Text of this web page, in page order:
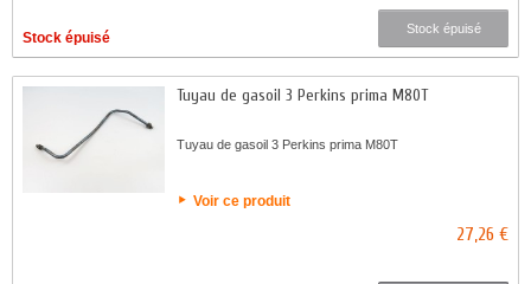
Stock épuisé
Stock épuisé
Tuyau de gasoil 3 Perkins prima M80T
Tuyau de gasoil 3 Perkins prima M80T
Voir ce produit
27,26 €